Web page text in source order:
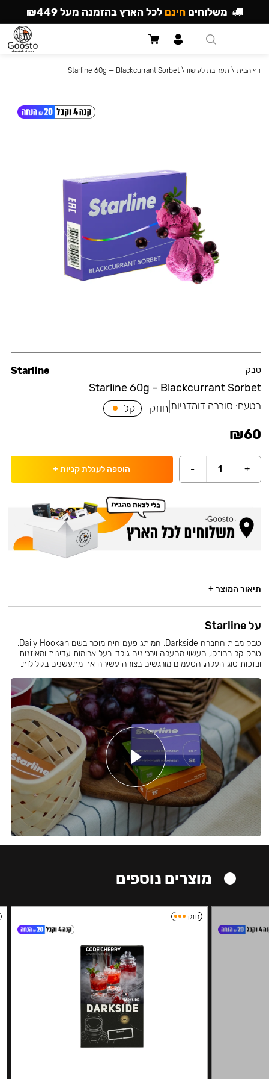
טבק
Starline 60g – Blackcurrant Sorbet
Starline
בטעם: סורבה דומדניות חוזק קל
₪60
+
1
- הוספה לעגלת קניות +
דף הבית \ תערובת לעישון \
Starline 60g — Blackcurrant Sorbet
תיאור המוצר +
על Starline
טבק מבית החברה Darkside. המותג פעם היה מוכר בשם Daily Hookah.
טבק קל בחוזקו, העשוי מהעלה וירג׳יניה גולד. בעל ארומות עדינות ומאוזנות
ובזכות סוג העלה, הטעמים מורגשים בצורה עשירה אך מתעשנים בקלילות.
מוצרים נוספים
חזק
משלוחים חינם לכל הארץ בהזמנה מעל ₪449